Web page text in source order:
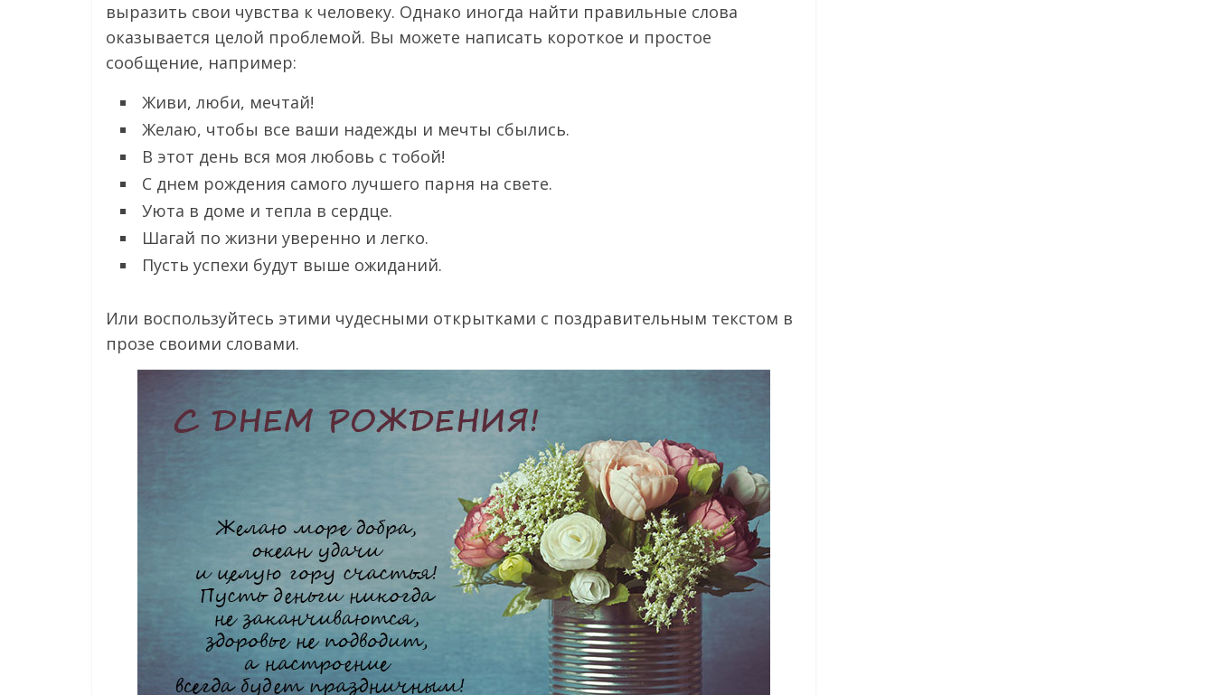
выразить свои чувства к человеку. Однако иногда найти правильные слова
оказывается целой проблемой. Вы можете написать короткое и простое
сообщение, например:
Живи, люби, мечтай!
Желаю, чтобы все ваши надежды и мечты сбылись.
В этот день вся моя любовь с тобой!
С днем рождения самого лучшего парня на свете.
Уюта в доме и тепла в сердце.
Шагай по жизни уверенно и легко.
Пусть успехи будут выше ожиданий.
Или воспользуйтесь этими чудесными открытками с поздравительным текстом в
прозе своими словами.